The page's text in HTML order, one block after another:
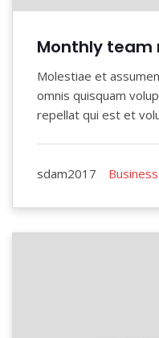
Monthly team
Molestiae et
omnis quisquam
repellat qui est et
sdam2017 Business